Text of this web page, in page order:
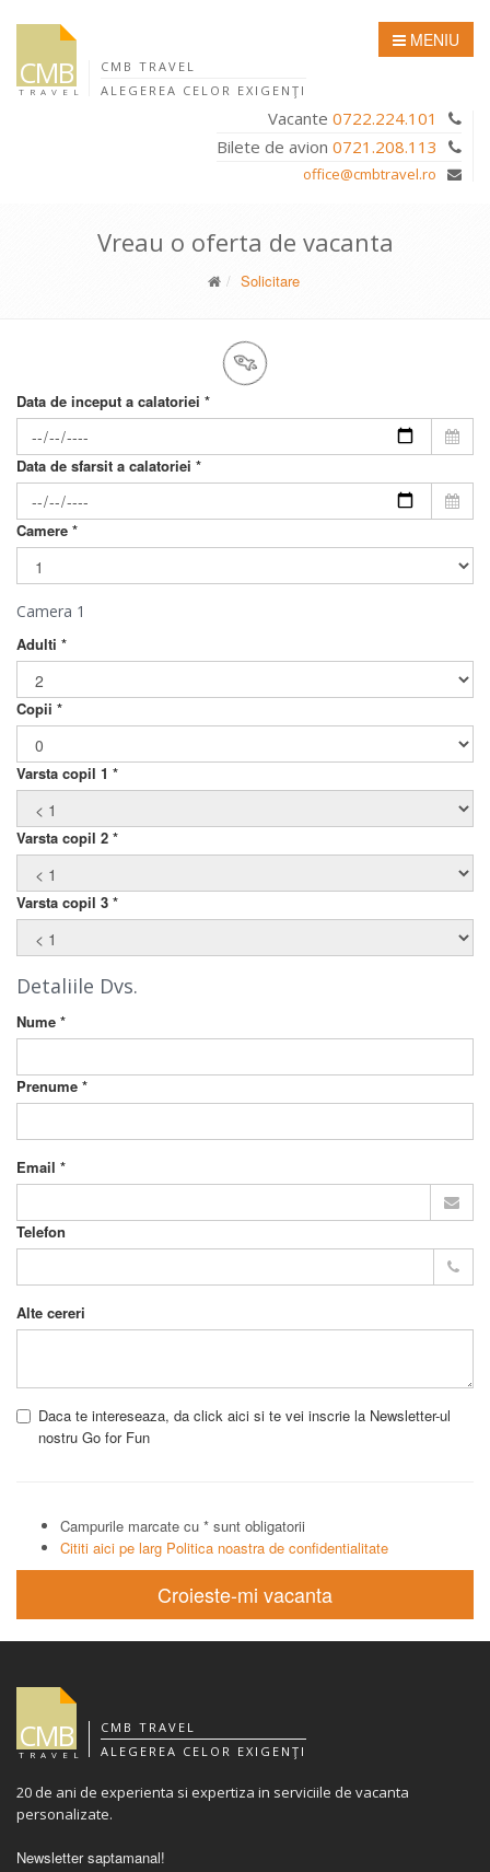
MENIU
CMB
TRAVEL
CMB TRAVEL
ALEGEREA CELOR EXIGENŢI
Vacante 0722.224.101
Bilete de avion 0721.208.113
office@cmbtravel.ro
Vreau o oferta de vacanta
Solicitare
Data de inceput a calatoriei *
Data de sfarsit a calatoriei *
Camere *
Camera 1
Adulti *
Copii *
Varsta copil 1 *
Varsta copil 2 *
Varsta copil 3 *
Detaliile Dvs.
Nume *
Prenume *
Email *
Telefon
Alte cereri
Daca te intereseaza, da click aici si te vei inscrie la Newsletter-ul
nostru Go for Fun
Campurile marcate cu * sunt obligatorii
Cititi aici pe larg Politica noastra de confidentialitate
Croieste-mi vacanta
CMB
TRAVEL
CMB TRAVEL
ALEGEREA CELOR EXIGENŢI
20 de ani de experienta si expertiza in serviciile de vacanta
personalizate.
Newsletter saptamanal!